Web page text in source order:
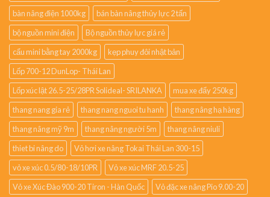
bàn nâng điện 1000kg
bán bàn nâng thủy lực 2 tấn
bộ nguồn mini điện
Bộ nguồn thủy lực giá rẻ
cẩu mini bằng tay 2000kg
kẹp phuy đôi nhật bản
Lốp 700-12 DunLop- Thái Lan
Lốp xúc lật 26.5-25/28PR Solideal- SRILANKA
mua xe đẩy 250kg
thang nang gia rẻ
thang nang nguoi tu hanh
thang nâng hạ hàng
thang nâng mỹ 9m
thang nâng người 5m
thang nâng niuli
thiet bi nâng do
Vỏ hơi xe nâng Tokai Thái Lan 300-15
vỏ xe xúc 0.5/80-18/10PR
Vỏ xe xúc MRF 20.5-25
Vỏ xe Xúc Đào 900-20 Tiron - Hàn Quốc
Vỏ đặc xe nâng Pio 9.00-20